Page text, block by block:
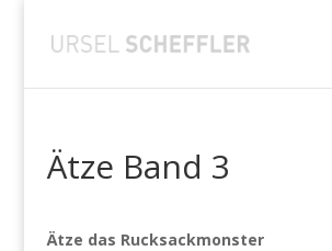
Ätze Band 3
Ätze das Rucksackmonster